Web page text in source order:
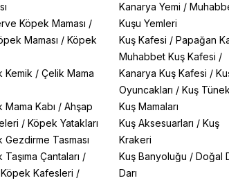
Köpek Maması /
Maması /Köpek
Kemik /Çelik Mama
Mama Kabı /Ahşap
/Köpek Yatakları
Gezdirme Tasması
Çantaları /
Kafesleri /
Kanarya Yemi /
Kuşu Yemleri
Kuş Kafesi / Papağan
Muhabbet Kuş Kafesi /
Kanarya Kuş Kafesi /
Oyuncakları / Kuş
Kuş Mamaları
Kuş Aksesuarları / Kuş
Krakeri
Kuş Banyoluğu / Doğal
Darı